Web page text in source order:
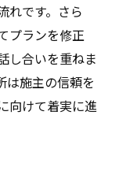
れです。さら
プランを修正
し合いを重ねま
は施主の信頼を
向けて着実に進